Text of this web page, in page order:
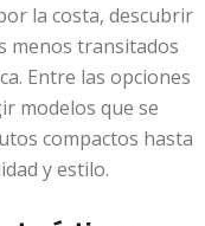
la costa, descubrir
menos transitados
Entre las opciones
modelos que se
compactos hasta
y estilo.